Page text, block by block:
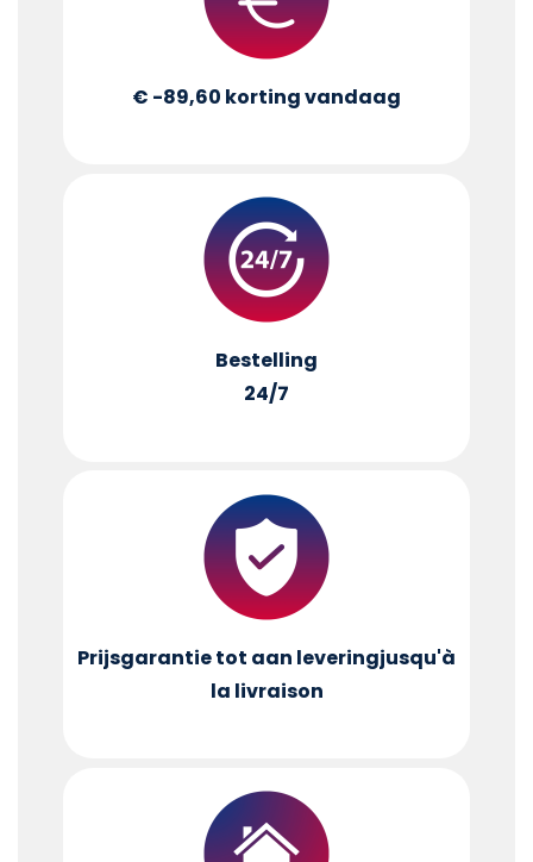
€ -89,60 korting vandaag
Bestelling
24/7
Prijsgarantie tot aan leveringjusqu'à
la livraison